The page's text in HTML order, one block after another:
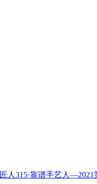
匠人315·靠谱手艺人